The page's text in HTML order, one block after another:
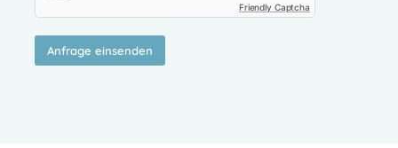
Friendly Captcha
Anfrage einsenden